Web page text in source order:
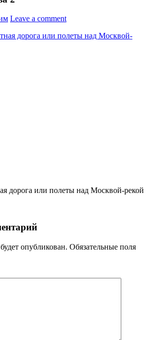
Leave a comment
дорога или полеты над Москвой-рекой
опубликован. Обязательные поля